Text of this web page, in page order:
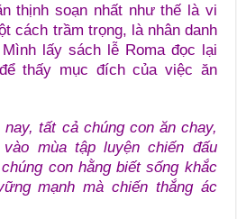
thịnh soạn nhất như thế là vi
cách trầm trọng, là nhân danh
lấy sách lễ Roma đọc lại
thấy mục đích của việc ăn
tất cả chúng con ăn chay,
mùa tập luyện chiến đấu
con hằng biết sống khắc
mạnh mà chiến thắng ác